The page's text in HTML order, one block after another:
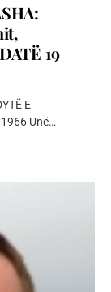
19
E
1966 Unë…